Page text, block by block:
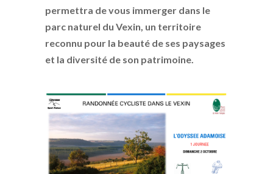
permettra de vous immerger dans le
parc naturel du Vexin, un territoire
reconnu pour la beauté de ses paysages
et la diversité de son patrimoine.